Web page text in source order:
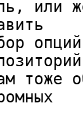
или
тоже